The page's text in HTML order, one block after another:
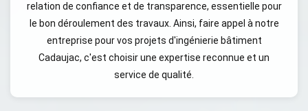
relation de confiance et de transparence, essentielle pour
le bon déroulement des travaux. Ainsi, faire appel à notre
entreprise pour vos projets d'ingénierie bâtiment
Cadaujac, c'est choisir une expertise reconnue et un
service de qualité.